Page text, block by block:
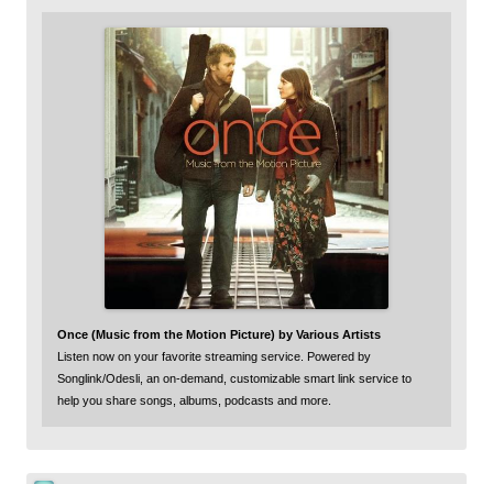
Once (Music from the Motion Picture) by Various Artists
Listen now on your favorite streaming service. Powered by
Songlink/Odesli, an on-demand, customizable smart link service to
help you share songs, albums, podcasts and more.